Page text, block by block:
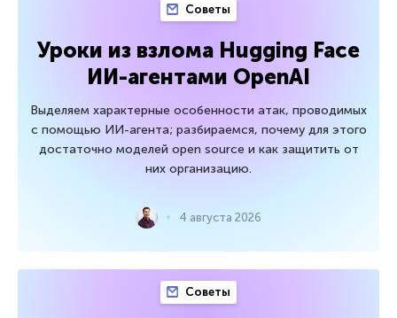
Советы
Уроки из взлома Hugging Face
ИИ-агентами OpenAI
Выделяем характерные особенности атак, проводимых
с помощью ИИ-агента; разбираемся, почему для этого
достаточно моделей open source и как защитить от
них организацию.
4 августа 2026
Советы